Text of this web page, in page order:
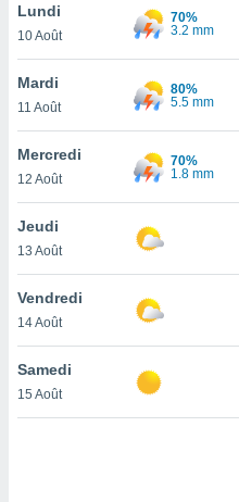
le
ainsi
un
la
du
en
de
Lundi
10 Août
70%
3.2 mm
Mardi
11 Août
80%
5.5 mm
Mercredi
12 Août
70%
1.8 mm
Jeudi
13 Août
Vendredi
14 Août
Samedi
15 Août